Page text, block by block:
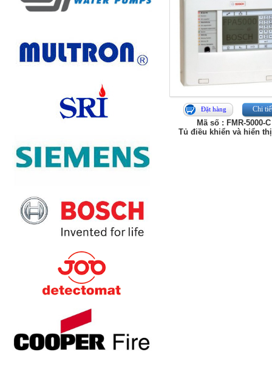
Đặt hàng Chi
Mã số : FMR-5000-C
Tủ điều khiển và hiển